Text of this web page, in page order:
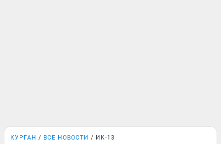
КУРГАН ВСЕ НОВОСТИ ИК-13